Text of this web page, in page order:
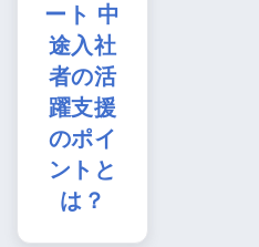
ート 中
途入社
者の活
躍支援
のポイ
ントと
は？